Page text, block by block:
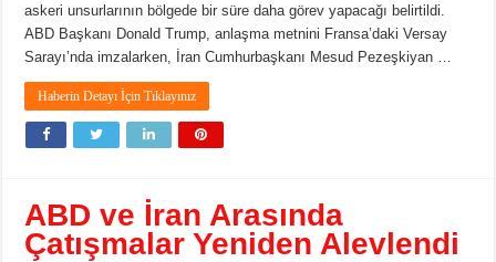
askeri unsurlarının bölgede bir süre daha görev yapacağı belirtildi.
ABD Başkanı Donald Trump, anlaşma metnini Fransa’daki Versay
Sarayı’nda imzalarken, İran Cumhurbaşkanı Mesud Pezeşkiyan …
Haberin Detayı İçin Tıklayınız
ABD ve İran Arasında
Çatışmalar Yeniden Alevlendi